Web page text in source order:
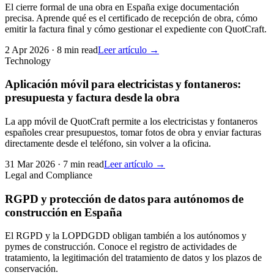
El cierre formal de una obra en España exige documentación
precisa. Aprende qué es el certificado de recepción de obra, cómo
emitir la factura final y cómo gestionar el expediente con QuotCraft.
2 Apr 2026 · 8 min readLeer artículo →
Technology
Aplicación móvil para electricistas y fontaneros:
presupuesta y factura desde la obra
La app móvil de QuotCraft permite a los electricistas y fontaneros
españoles crear presupuestos, tomar fotos de obra y enviar facturas
directamente desde el teléfono, sin volver a la oficina.
31 Mar 2026 · 7 min readLeer artículo →
Legal and Compliance
RGPD y protección de datos para autónomos de
construcción en España
El RGPD y la LOPDGDD obligan también a los autónomos y
pymes de construcción. Conoce el registro de actividades de
tratamiento, la legitimación del tratamiento de datos y los plazos de
conservación.